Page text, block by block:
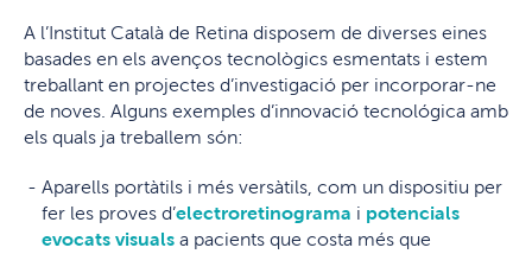
A l’Institut Català de Retina disposem de diverses eines
basades en els avenços tecnològics esmentats i estem
treballant en projectes d’investigació per incorporar-ne
de noves. Alguns exemples d’innovació tecnológica amb
els quals ja treballem són:
Aparells portàtils i més versàtils, com un dispositiu per
fer les proves d’electroretinograma i potencials
evocats visuals a pacients que costa més que